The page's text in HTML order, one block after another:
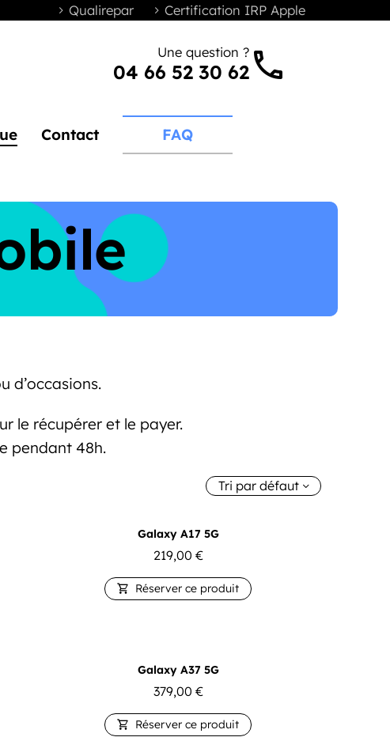
Qualirepar Certification IRP Apple


Une question ?
04 66 52 30 62
Contact FAQ
d’occasions.
le récupérer et le payer.
pendant 48h.
Tri par défaut
Galaxy A17 5G
219,00 €
 Réserver ce produit
Galaxy A37 5G
379,00 €
 Réserver ce produit